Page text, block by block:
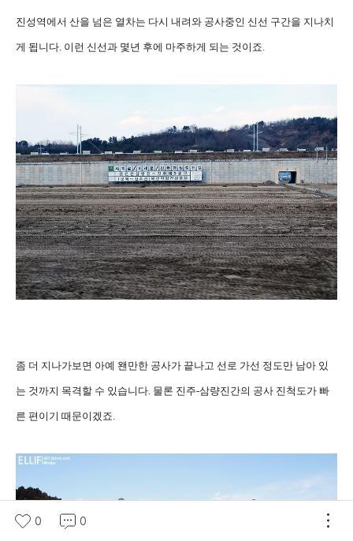
진성역에서 산을 넘은 열차는 다시 내려와 공사중인 신선 구간을 지나치
게 됩니다. 이런 신선과 몇년 후에 마주하게 되는 것이죠.
좀 더 지나가보면 아예 왠만한 공사가 끝나고 선로 가선 정도만 남아 있
는 것까지 목격할 수 있습니다. 물론 진주-삼량진간의 공사 진척도가 빠
른 편이기 때문이겠죠.
0 0